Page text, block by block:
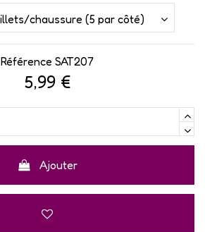
Référence SAT207
5,99 €
Ajouter